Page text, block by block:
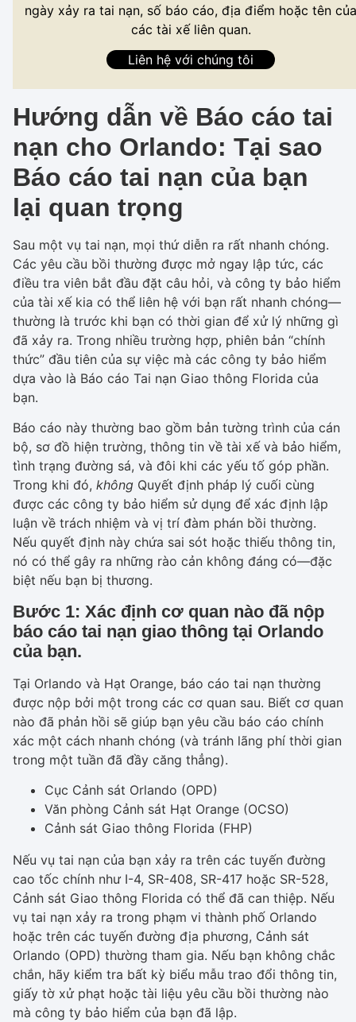
ngày xảy ra tai nạn, số báo cáo, địa điểm hoặc tên của
các tài xế liên quan.
Liên hệ với chúng tôi
Hướng dẫn về Báo cáo tai
nạn cho Orlando: Tại sao
Báo cáo tai nạn của bạn
lại quan trọng
Sau một vụ tai nạn, mọi thứ diễn ra rất nhanh chóng.
Các yêu cầu bồi thường được mở ngay lập tức, các
điều tra viên bắt đầu đặt câu hỏi, và công ty bảo hiểm
của tài xế kia có thể liên hệ với bạn rất nhanh chóng—
thường là trước khi bạn có thời gian để xử lý những gì
đã xảy ra. Trong nhiều trường hợp, phiên bản “chính
thức” đầu tiên của sự việc mà các công ty bảo hiểm
dựa vào là Báo cáo Tai nạn Giao thông Florida của
bạn.
Báo cáo này thường bao gồm bản tường trình của cán
bộ, sơ đồ hiện trường, thông tin về tài xế và bảo hiểm,
tình trạng đường sá, và đôi khi các yếu tố góp phần.
Trong khi đó, không Quyết định pháp lý cuối cùng
được các công ty bảo hiểm sử dụng để xác định lập
luận về trách nhiệm và vị trí đàm phán bồi thường.
Nếu quyết định này chứa sai sót hoặc thiếu thông tin,
nó có thể gây ra những rào cản không đáng có—đặc
biệt nếu bạn bị thương.
Bước 1: Xác định cơ quan nào đã nộp
báo cáo tai nạn giao thông tại Orlando
của bạn.
Tại Orlando và Hạt Orange, báo cáo tai nạn thường
được nộp bởi một trong các cơ quan sau. Biết cơ quan
nào đã phản hồi sẽ giúp bạn yêu cầu báo cáo chính
xác một cách nhanh chóng (và tránh lãng phí thời gian
trong một tuần đã đầy căng thẳng).
Cục Cảnh sát Orlando (OPD)
Văn phòng Cảnh sát Hạt Orange (OCSO)
Cảnh sát Giao thông Florida (FHP)
Nếu vụ tai nạn của bạn xảy ra trên các tuyến đường
cao tốc chính như I-4, SR-408, SR-417 hoặc SR-528,
Cảnh sát Giao thông Florida có thể đã can thiệp. Nếu
vụ tai nạn xảy ra trong phạm vi thành phố Orlando
hoặc trên các tuyến đường địa phương, Cảnh sát
Orlando (OPD) thường tham gia. Nếu bạn không chắc
chắn, hãy kiểm tra bất kỳ biểu mẫu trao đổi thông tin,
giấy tờ xử phạt hoặc tài liệu yêu cầu bồi thường nào
mà công ty bảo hiểm của bạn đã lập.